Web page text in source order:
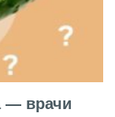
— врачи